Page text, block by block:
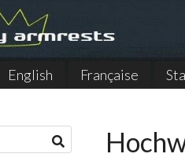
English Française